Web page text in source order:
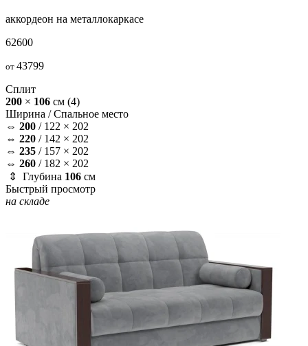
аккордеон на металлокаркасе
62600
от 43799
Сплит
200 × 106 см (4)
Ширина /Спальное место
⇔ 200 / 122 × 202
⇔ 220 / 142 × 202
⇔ 235 / 157 × 202
⇔ 260 / 182 × 202
⇕ Глубина 106 см
Быстрый просмотр
на складе